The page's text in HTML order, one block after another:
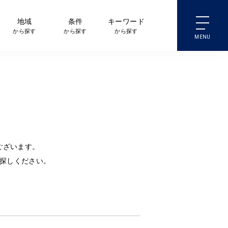
地域
から探す
条件
から探す
キーワード
から探す
います。
しください。